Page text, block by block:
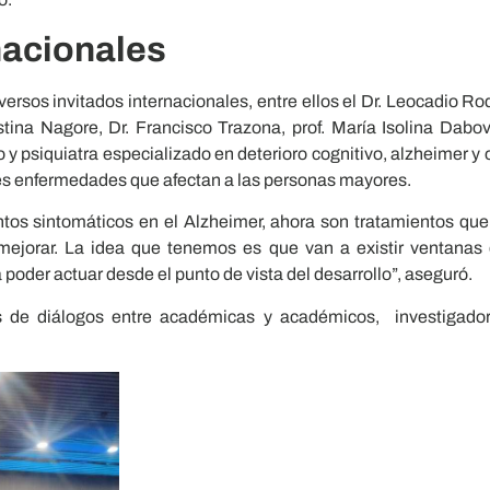
invitados internacionales, entre ellos el Dr. Leocadio
Nagore, Dr. Francisco Trazona, prof. María Isolina
psiquiatra especializado en deterioro cognitivo, alzheimer y
enfermedades que afectan a las personas mayores.
sintomáticos en el Alzheimer, ahora son tratamientos
La idea que tenemos es que van a existir
actuar desde el punto de vista del desarrollo”, aseguró.
de diálogos entre académicas y académicos,